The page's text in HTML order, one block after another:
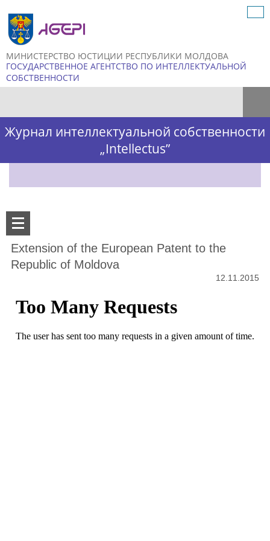
МИНИСТЕРСТВО ЮСТИЦИИ РЕСПУБЛИКИ МОЛДОВА
ГОСУДАРСТВЕННОЕ АГЕНТСТВО ПО ИНТЕЛЛЕКТУАЛЬНОЙ
СОБСТВЕННОСТИ
Журнал интеллектуальной собственности
„Intellectus”
Extension of the European Patent to the
Republic of Moldova
12.11.2015